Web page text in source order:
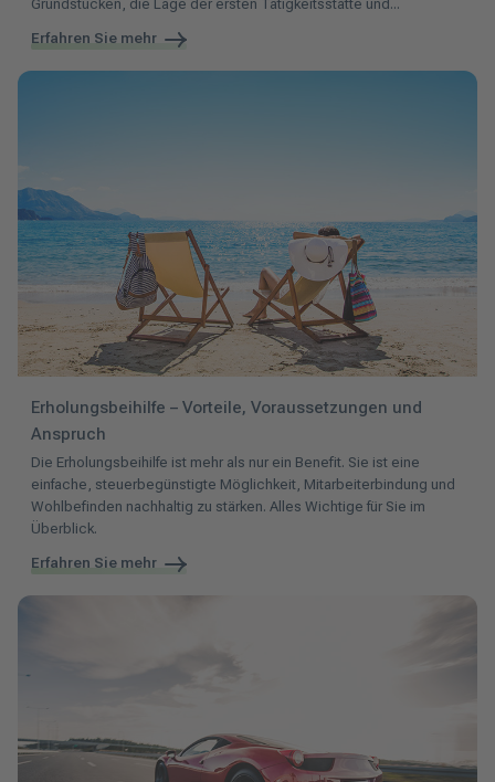
Grundstücken, die Lage der ersten Tätigkeitsstätte und...
Erfahren Sie mehr
Erholungsbeihilfe – Vorteile, Voraussetzungen und
Anspruch
Die Erholungsbeihilfe ist mehr als nur ein Benefit. Sie ist eine
einfache, steuerbegünstigte Möglichkeit, Mitarbeiterbindung und
Wohlbefinden nachhaltig zu stärken. Alles Wichtige für Sie im
Überblick.
Erfahren Sie mehr